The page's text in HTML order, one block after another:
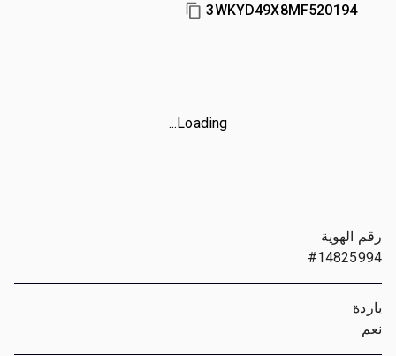
3WKYD49X8MF520194
Loading...
رقم الهوية
#14825994
ياردة
نعم